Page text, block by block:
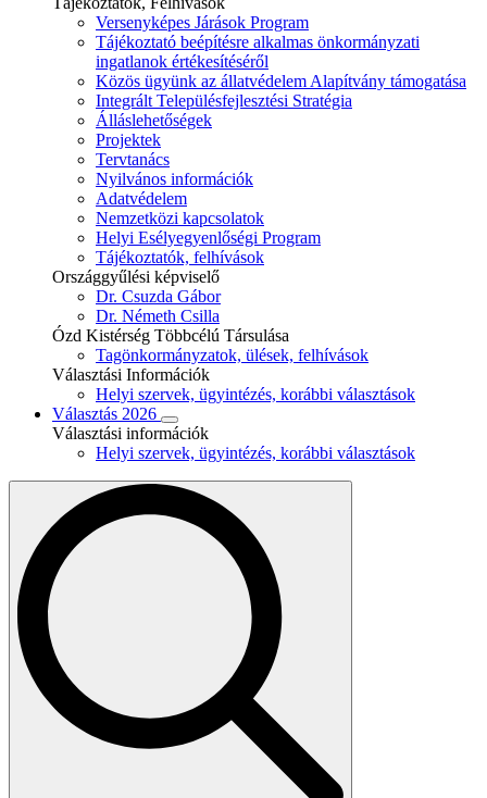
Versenyképes Járások Program
Tájékoztató beépítésre alkalmas önkormányzati
ingatlanok értékesítéséről
Közös ügyünk az állatvédelem Alapítvány támogatása
Integrált Településfejlesztési Stratégia
Álláslehetőségek
Projektek
Tervtanács
Nyilvános információk
Adatvédelem
Nemzetközi kapcsolatok
Helyi Esélyegyenlőségi Program
Tájékoztatók, felhívások
Országgyűlési képviselő
Dr. Csuzda Gábor
Dr. Németh Csilla
Ózd Kistérség Többcélú Társulása
Tagönkormányzatok, ülések, felhívások
Választási Információk
Helyi szervek, ügyintézés, korábbi választások
Választás 2026
Választási információk
Helyi szervek, ügyintézés, korábbi választások